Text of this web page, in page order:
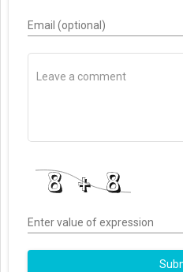
Email (optional)
Enter value of expression